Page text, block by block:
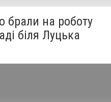
брали на роботу
біля Луцька